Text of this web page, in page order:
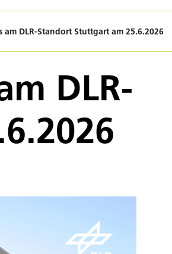
am DLR-Standort Stuttgart am 25.6.2026
DLR-